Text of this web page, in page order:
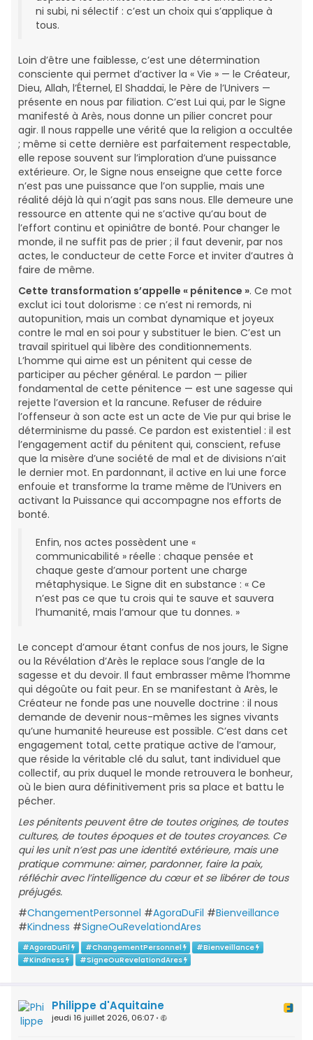
ni subi, ni sélectif : c’est un choix qui s’applique à
tous.
Loin d’être une faiblesse, c’est une détermination
consciente qui permet d’activer la « Vie » — le Créateur,
Dieu, Allah, l’Éternel, El Shaddaï, le Père de l’Univers —
présente en nous par filiation. C’est Lui qui, par le Signe
manifesté à Arès, nous donne un pilier concret pour
agir. Il nous rappelle une vérité que la religion a occultée
; même si cette dernière est parfaitement respectable,
elle repose souvent sur l’imploration d’une puissance
extérieure. Or, le Signe nous enseigne que cette force
n’est pas une puissance que l’on supplie, mais une
réalité déjà là qui n’agit pas sans nous. Elle demeure une
ressource en attente qui ne s’active qu’au bout de
l’effort continu et opiniâtre de bonté. Pour changer le
monde, il ne suffit pas de prier ; il faut devenir, par nos
actes, le conducteur de cette Force et inviter d’autres à
faire de même.
Cette transformation s’appelle « pénitence ». Ce mot
exclut ici tout dolorisme : ce n’est ni remords, ni
autopunition, mais un combat dynamique et joyeux
contre le mal en soi pour y substituer le bien. C’est un
travail spirituel qui libère des conditionnements.
L’homme qui aime est un pénitent qui cesse de
participer au pécher général. Le pardon — pilier
fondamental de cette pénitence — est une sagesse qui
rejette l’aversion et la rancune. Refuser de réduire
l’offenseur à son acte est un acte de Vie pur qui brise le
déterminisme du passé. Ce pardon est existentiel : il est
l’engagement actif du pénitent qui, conscient, refuse
que la misère d’une société de mal et de divisions n’ait
le dernier mot. En pardonnant, il active en lui une force
enfouie et transforme la trame même de l’Univers en
activant la Puissance qui accompagne nos efforts de
bonté.
Enfin, nos actes possèdent une «
communicabilité » réelle : chaque pensée et
chaque geste d’amour portent une charge
métaphysique. Le Signe dit en substance : « Ce
n’est pas ce que tu crois qui te sauve et sauvera
l’humanité, mais l’amour que tu donnes. »
Le concept d’amour étant confus de nos jours, le Signe
ou la Révélation d’Arès le replace sous l’angle de la
sagesse et du devoir. Il faut embrasser même l’homme
qui dégoûte ou fait peur. En se manifestant à Arès, le
Créateur ne fonde pas une nouvelle doctrine : il nous
demande de devenir nous-mêmes les signes vivants
qu’une humanité heureuse est possible. C’est dans cet
engagement total, cette pratique active de l’amour,
que réside la véritable clé du salut, tant individuel que
collectif, au prix duquel le monde retrouvera le bonheur,
où le bien aura définitivement pris sa place et battu le
pécher.
Les pénitents peuvent être de toutes origines, de toutes
cultures, de toutes époques et de toutes croyances. Ce
qui les unit n’est pas une identité extérieure, mais une
pratique commune: aimer, pardonner, faire la paix,
réfléchir avec l’intelligence du cœur et se libérer de tous
préjugés.
#ChangementPersonnel #AgoraDuFil #Bienveillance
#Kindness #SigneOuRevelationdAres
#AgoraDuFil #ChangementPersonnel #Bienveillance
#Kindness #SigneOuRevelationdAres
Philippe d'Aquitaine
jeudi 16 juillet 2026, 06:07 •